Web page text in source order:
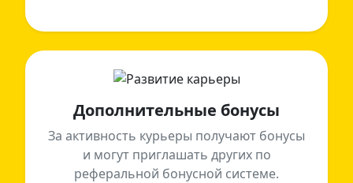
Дополнительные бонусы
За активность курьеры получают бонусы
и могут приглашать других по
реферальной бонусной системе.